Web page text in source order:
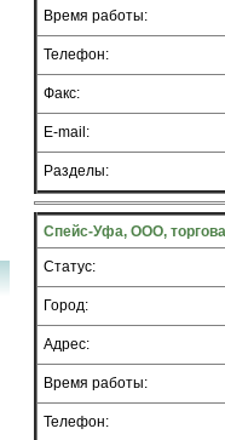
Время работы:
Телефон:
Факс:
E-mail:
Разделы:
Спейс-Уфа, ООО,
Статус:
Город:
Адрес:
Время работы:
Телефон: